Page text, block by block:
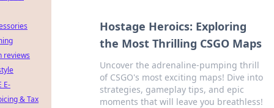
Hostage Heroics: Exploring
the Most Thrilling CSGO Maps
Uncover the adrenaline-pumping thrill
of CSGO's most exciting maps! Dive into
strategies, gameplay tips, and epic
moments that will leave you breathless!
reviews
E-
& Tax